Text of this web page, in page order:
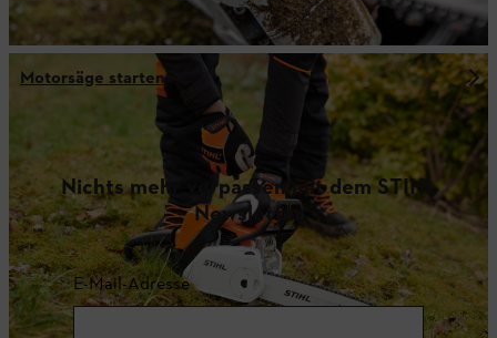
Motorsäge starten
Nichts mehr verpassen mit dem STIHL
Newsletter
E-Mail-Adresse